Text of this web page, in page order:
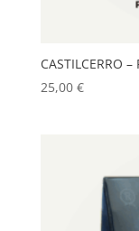
CASTILCERRO
25,00 €